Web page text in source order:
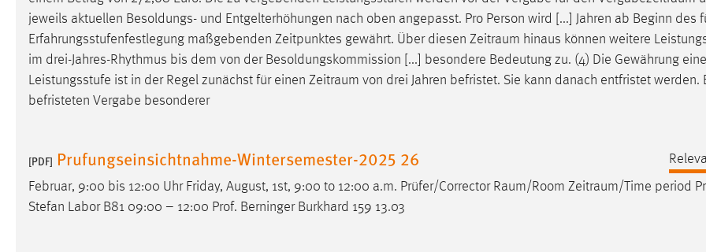
jeweils aktuellen Besoldungs- und Entgelterhöhungen nach oben angepasst. Pro Person wird [...] Jahren ab Beginn des
Erfahrungsstufenfestlegung maßgebenden Zeitpunktes gewährt. Über diesen Zeitraum hinaus können weitere
im drei-Jahres-Rhythmus bis dem von der Besoldungskommission [...] besondere Bedeutung zu. (4) Die Gewährung
Leistungsstufe ist in der Regel zunächst für einen Zeitraum von drei Jahren befristet. Sie kann danach entfristet werden.
befristeten Vergabe besonderer
[PDF] Prufungseinsichtnahme-Wintersemester-2025 26
Februar, 9:00 bis 12:00 Uhr Friday, August, 1st, 9:00 to 12:00 a.m. Prüfer/Corrector Raum/Room Zeitraum/Time period
Stefan Labor B81 09:00 – 12:00 Prof. Berninger Burkhard 159 13.03
Name: _gcl_au
Anbieter: Google Ireland Limited
Zweck: Conversion-Tracking
Cookie Laufzeit: 3 Monate
Anbieter: Facebook